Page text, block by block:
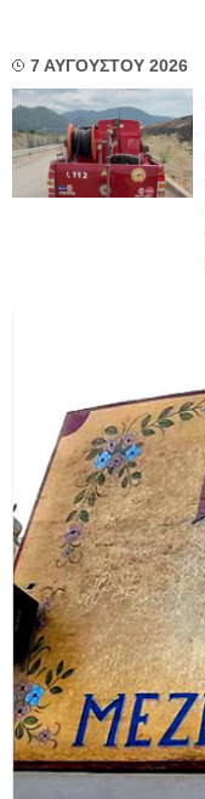
7 ΑΥΓΟΥΣΤΟΥ 2026